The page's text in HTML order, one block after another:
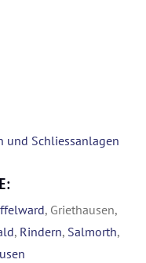
und Schliessanlagen
, Griethausen,
, Rindern, Salmorth,